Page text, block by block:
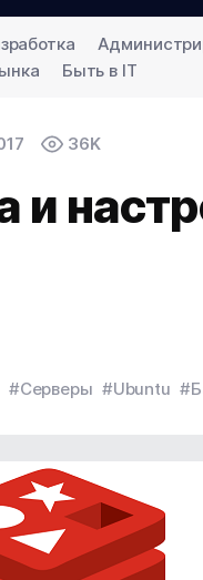
Быть в IT
36K
и
#Серверы #Ubuntu